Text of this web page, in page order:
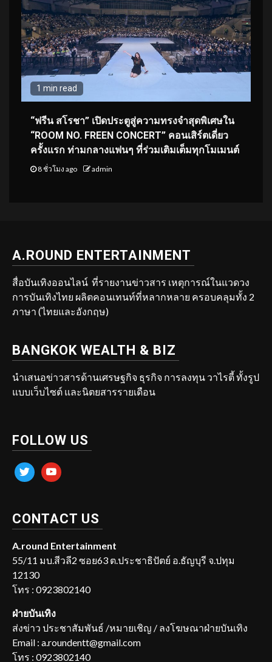
1 min read
“ฟรีน สโรชา” เปิดประตูสู่ความทรงจำสุดพิเศษใน
“ROOM NO. FREEN CONCERT” คอนเสิร์ตเดี่ยว
ครั้งแรก ท่ามกลางแฟนๆ ที่ร่วมเติมเต็มทุกโมเมนต์
8 ชั่วโมง ago admin
A.ROUND ENTERTAINMENT
สื่อบันเทิงออนไลน์ ที่รายงานข่าวสาร เหตุการณ์ในแวดวง
การบันเทิงไทย ผลิตคอนเทนท์ที่หลากหลาย ครอบคลุมทั้ง 2
ภาษา (ไทยและอังกฤษ)
BANGKOK WEALTH & BIZ
นำเสนอข่าวสารด้านเศรษฐกิจ ธุรกิจ การลงทุน วาไรตี้ ทั้งรูป
แบบเว็บไซต์ และนิตยสารรายเดือน
FOLLOW US
twitter youtube
CONTACT US
A.round Entertainment
55/11 มบ.สีวลี2 ซอย63 ต.ประชาธิปัตย์ อ.ธัญบุรี จ.ปทุม
12130
โทร : 0923802140
ฝ่ายบันเทิง
ส่งข่าว ประชาสัมพันธ์ /หมายเชิญ / ลงโฆษณาฝ่ายบันเทิง
Email : a.roundentt@gmail.com
โทร : 0923802140